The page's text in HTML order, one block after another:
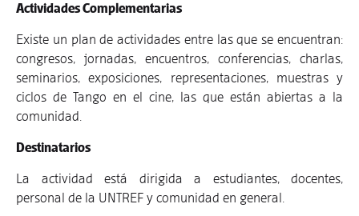
Actividades Complementarias
Existe un plan de actividades entre las que se encuentran:
congresos, jornadas, encuentros, conferencias, charlas,
seminarios, exposiciones, representaciones, muestras y
ciclos de Tango en el cine, las que están abiertas a la
comunidad.
Destinatarios
La actividad está dirigida a estudiantes, docentes,
personal de la UNTREF y comunidad en general.